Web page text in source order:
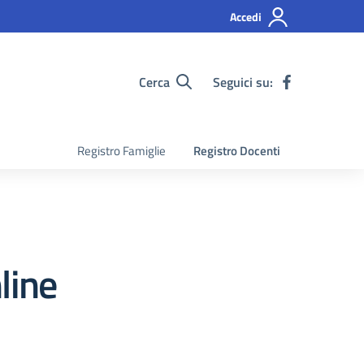
Accedi
Cerca Seguici su:
Registro Famiglie Registro Docenti